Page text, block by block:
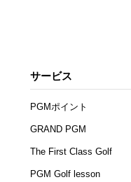
サービス
PGMポイント
GRAND PGM
The First Class Golf
PGM Golf lesson